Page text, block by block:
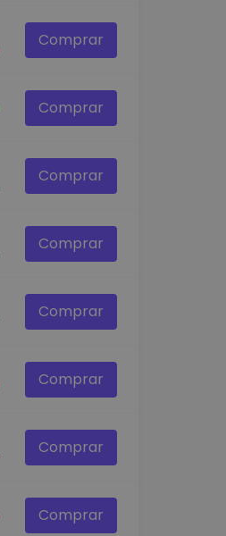
Comprar
Comprar
Comprar
Comprar
Comprar
Comprar
Comprar
Comprar